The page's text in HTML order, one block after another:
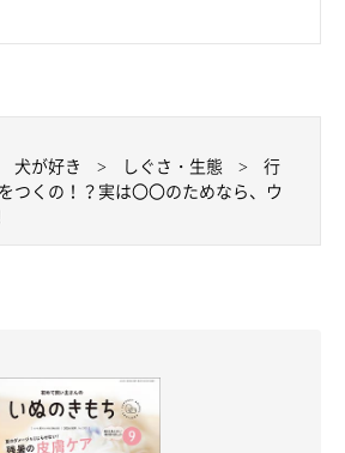
る箱と空箱を用意して、犬は先ほどの人
くかを実験したところ、犬はおやつをく
」2018年4月号『あなたの愛犬はどのく
犬が好き しぐさ・生態
行
つくの！？実は〇〇のためなら、ウ